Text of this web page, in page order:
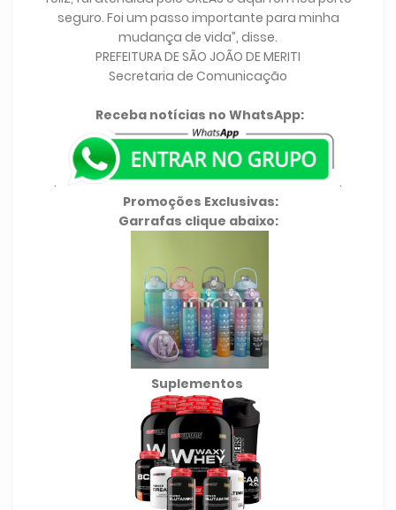
seguro. Foi um passo importante para minha
mudança de vida”, disse.
PREFEITURA DE SÃO JOÃO DE MERITI
Secretaria de Comunicação
Receba notícias no WhatsApp:
.
.
Promoções Exclusivas:
Garrafas clique abaixo:
Suplementos